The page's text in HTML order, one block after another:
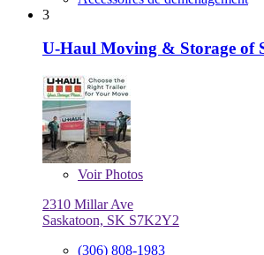
3
U-Haul Moving & Storage of
VoirPhotos
2310 Millar Ave
Saskatoon, SK S7K2Y2
(306) 808-1983